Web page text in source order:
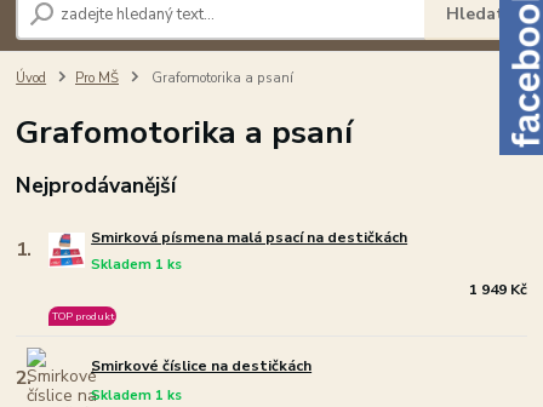
Hledat
Úvod Pro MŠ Grafomotorika a psaní
Grafomotorika a psaní
Nejprodávanější
1. Smirková písmena malá psací na destičkách
Skladem 1 ks
TOP produkt
1 949 Kč
2. Smirkové číslice na destičkách
Skladem 1 ks